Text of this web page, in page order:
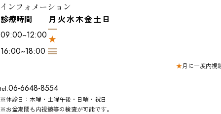
インフォメーション
診療時間
月 火水木金土 日
09:00~12:00
16:00~18:00
★月に一度内視
tel.06-6648-8554
※休診日：木曜・土曜午後・日曜・祝日
※お盆期間も内視鏡等の検査が可能です。